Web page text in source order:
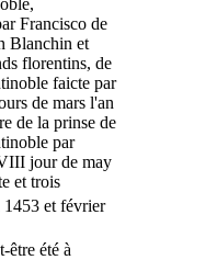
Francisco de
Blanchin et
florentins, de
faicte par
de mars l'an
de la prinse de
par
jour de may
et trois
1453 et février
être été à